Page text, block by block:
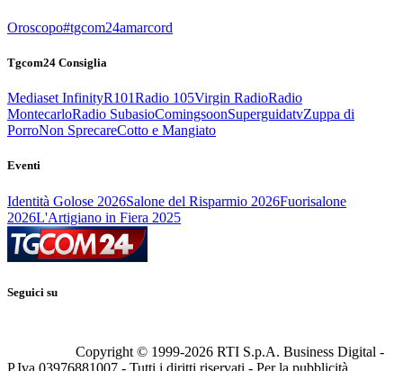
Oroscopo#tgcom24amarcord
Tgcom24 Consiglia
Mediaset InfinityR101Radio 105Virgin RadioRadio
MontecarloRadio SubasioComingsoonSuperguidatvZuppa di
PorroNon SprecareCotto e Mangiato
Eventi
Identità Golose 2026Salone del Risparmio 2026Fuorisalone
2026L'Artigiano in Fiera 2025
Seguici su
Copyright © 1999-2026 RTI S.p.A. Business Digital -
P.Iva 03976881007 - Tutti i diritti riservati - Per la pubblicità